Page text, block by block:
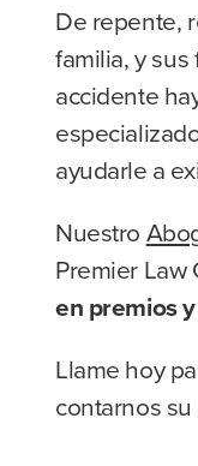
De repente,
familia, y
accidente
ayudarle a
Nuestro
Premier
en premios
Llame hoy
contarnos